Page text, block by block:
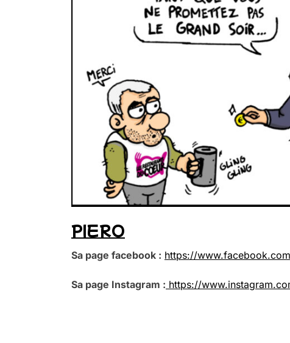
PIERO
Sa page facebook : https://
Sa page Instagram : https://